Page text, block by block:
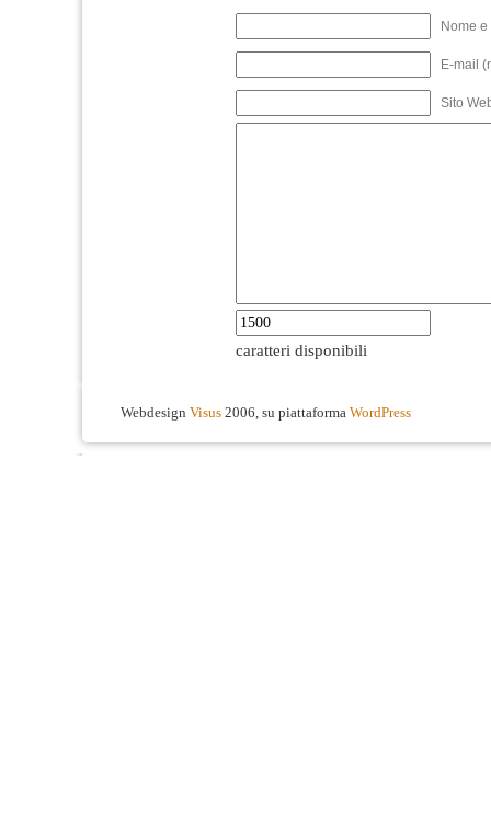
Nome
E-mail
Sito
caratteri disponibili
Webdesign Visus 2006, su piattaforma WordPress